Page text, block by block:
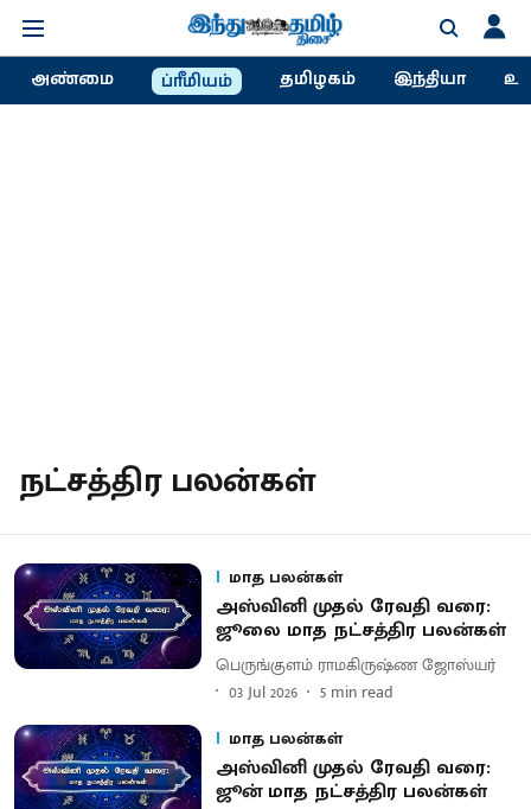
அண்மை ப்ரீமியம் தமிழகம் இந்தியா
நட்சத்திர பலன்கள்
மாத பலன்கள்
அஸ்வினி முதல் ரேவதி வரை:
ஜூலை மாத நட்சத்திர பலன்கள்
பெருங்குளம் ராமகிருஷ்ண ஜோஸ்யர்
03 Jul 2026
5 min read
மாத பலன்கள்
அஸ்வினி முதல் ரேவதி வரை:
ஜூன் மாத நட்சத்திர பலன்கள்